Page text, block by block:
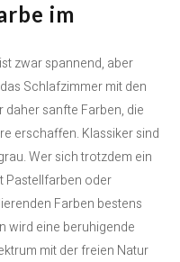
im
zwar spannend, aber
Schlafzimmer mit den
daher sanfte Farben, die
erschaffen. Klassiker sind
Wer sich trotzdem ein
Pastellfarben oder
Farben bestens
wird eine beruhigende
mit der freien Natur